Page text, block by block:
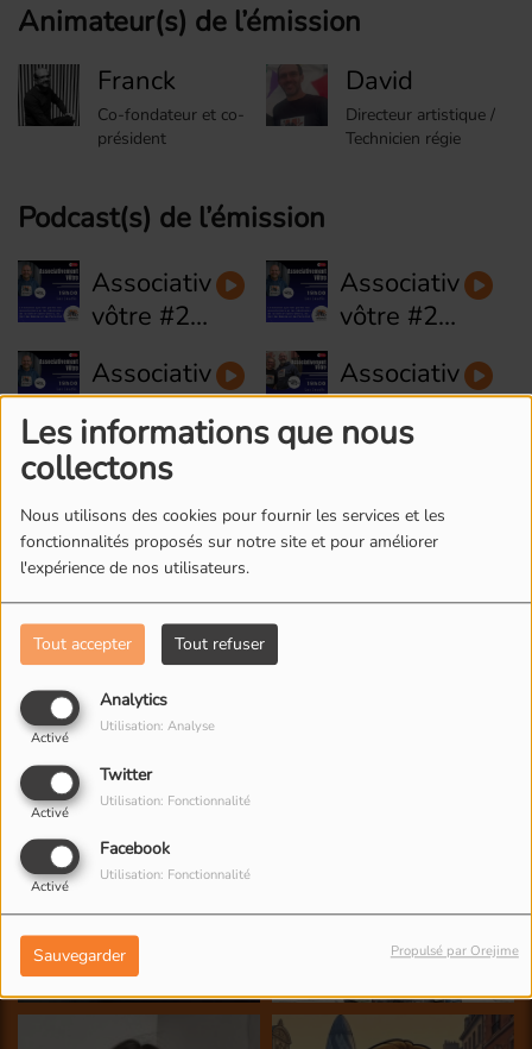
Les informations que nous
collectons
Nous utilisons des cookies pour fournir les services et les
fonctionnalités proposés sur notre site et pour améliorer
l'expérience de nos utilisateurs.
Tout accepter Tout refuser
Analytics
Activé
Utilisation: Analyse
Twitter
Activé
Utilisation: Fonctionnalité
Facebook
Activé
Utilisation: Fonctionnalité
Sauvegarder Propulsé par Orejime
Animateur(s) de l’émission
Franck
Co-fondateur et co-
président
David
Directeur artistique /
Technicien régie
Podcast(s) de l’émission
Associativement
vôtre #29
AccessiJeux
vôtre #28
Association
OPPERA
Associativement
votre #27
- Terrain
d'aventure
La petite
plage de
Bagnolet
votre #26
- Asso
et
Citoyenne
Associativement
: La régie
du vélo
de Pantin
: L'Union
Familles
L'ÉQUIPE DE RADIO M'S